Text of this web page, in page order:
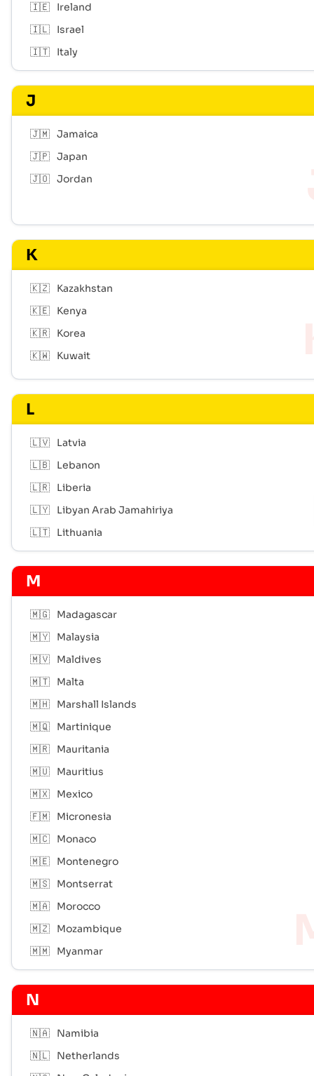
🇮🇪
Ireland
🇮🇱
Israel
🇮🇹
Italy
J
🇯🇲 Jamaica
🇯🇵 Japan
🇯🇴 Jordan
K
🇰🇿
Kazakhstan
🇰🇪
Kenya
🇰🇷
Korea
🇰🇼
Kuwait
L
🇱🇻
Latvia
🇱🇧
Lebanon
🇱🇷
Liberia
🇱🇾
Libyan Arab Jamahiriya
🇱🇹
Lithuania
M
🇲🇬
Madagascar
🇲🇾
Malaysia
🇲🇻
Maldives
🇲🇹
Malta
🇲🇭
Marshall Islands
🇲🇶
Martinique
🇲🇷
Mauritania
🇲🇺
Mauritius
🇲🇽
Mexico
🇫🇲
Micronesia
🇲🇨
Monaco
🇲🇪
Montenegro
🇲🇸
Montserrat
🇲🇦
Morocco
🇲🇿
Mozambique
🇲🇲
Myanmar
N
🇳🇦
Namibia
🇳🇱
Netherlands